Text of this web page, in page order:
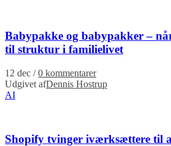
Babypakke og babypakker –
til struktur i familielivet
12 dec / 0 kommentarer
Udgivet afDennis Hostrup
AI
Shopify tvinger iværksættere til